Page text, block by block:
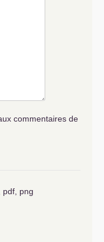
commentaires de
pdf, png